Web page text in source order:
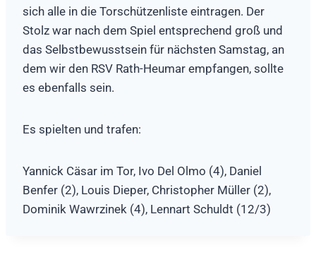
sich alle in die Torschützenliste eintragen. Der
Stolz war nach dem Spiel entsprechend groß und
das Selbstbewusstsein für nächsten Samstag, an
dem wir den RSV Rath-Heumar empfangen, sollte
es ebenfalls sein.
Es spielten und trafen:
Yannick Cäsar im Tor, Ivo Del Olmo (4), Daniel
Benfer (2), Louis Dieper, Christopher Müller (2),
Dominik Wawrzinek (4), Lennart Schuldt (12/3)